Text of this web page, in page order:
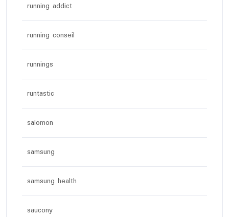
running addict
running conseil
runnings
runtastic
salomon
samsung
samsung health
saucony